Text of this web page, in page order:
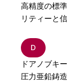
高精度の標
リティーと
D
ドアノブキ
圧力亜鉛鋳